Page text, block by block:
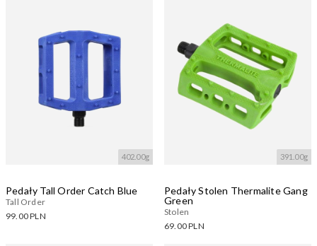
402.00g
Pedały Tall Order Catch Blue
Tall Order
99.00 PLN
391.00g
Pedały Stolen Thermalite Gang
Green
Stolen
69.00 PLN